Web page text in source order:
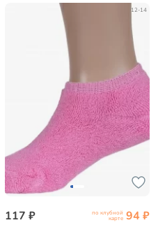
12-14
117 ₽ по клубной
карте 94 ₽